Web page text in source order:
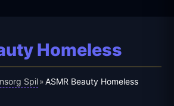
Homeless
Spil»ASMR Beauty Homeless